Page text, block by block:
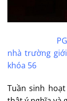
PGS.TS
nhà trường
khóa 56
Tuần sinh